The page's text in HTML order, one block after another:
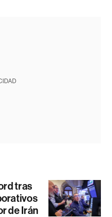
tras
de Irán